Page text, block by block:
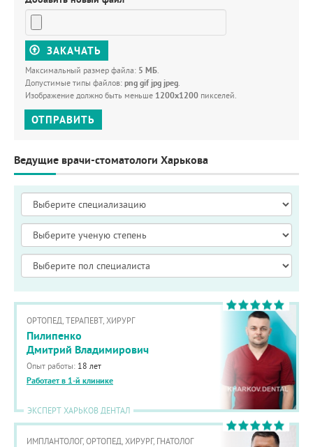
ЗАКАЧАТЬ
Максимальный размер файла: 5 МБ.
Допустимые типы файлов: png gif jpg jpeg.
Изображение должно быть меньше 1200x1200 пикселей.
ОТПРАВИТЬ
Ведущие врачи-стоматологи Харькова
ОРТОПЕД, ТЕРАПЕВТ, ХИРУРГ
Пилипенко
Дмитрий Владимирович
Опыт работы: 18 лет
Работает в 1-й клинике
ЭКСПЕРТ ХАРЬКОВ ДЕНТАЛ
ИМПЛАНТОЛОГ, ОРТОПЕД, ХИРУРГ, ГНАТОЛОГ